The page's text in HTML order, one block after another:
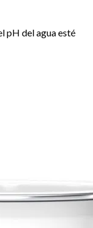
pH del agua esté